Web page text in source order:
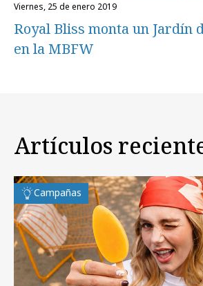
viernes, 25 de enero 2019
Royal Bliss monta un Jardín
en la MBFW
Artículos
Campañas